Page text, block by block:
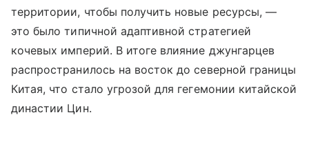
территории, чтобы получить новые ресурсы, —
это было типичной адаптивной стратегией
кочевых империй. В итоге влияние джунгарцев
распространилось на восток до северной границы
Китая, что стало угрозой для гегемонии китайской
династии Цин.